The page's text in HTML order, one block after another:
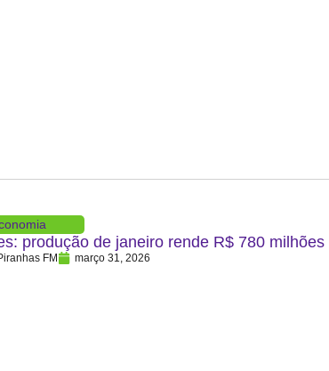
produção de janeiro rende R$ 780
FM março 31, 2026